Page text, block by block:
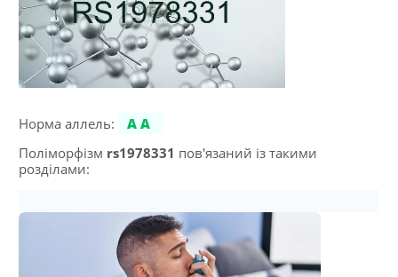
Норма аллель:
AA
Поліморфізм rs1978331 пов'язаний із такими
розділами: